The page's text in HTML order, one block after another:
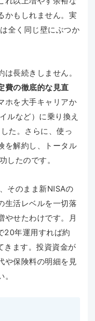
かもしれません。実
全く同じ壁にぶつか
長続きしません。
費の徹底的な見直
ホを大手キャリアか
ルなど）に乗り換え
た。さらに、使っ
を解約し、トータル
したのです。
そのまま新NISAの
生活レベルを一切落
やせたわけです。月
20年運用すれば約
きます。投資資金が
や保険料の明細を見